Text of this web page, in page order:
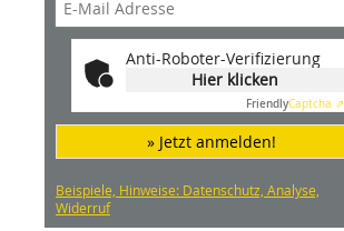
Anti-Roboter-Verifizierung
Hier klicken
FriendlyCaptcha ⇗
» Jetzt anmelden!
Beispiele, Hinweise: Datenschutz, Analyse,
Widerruf